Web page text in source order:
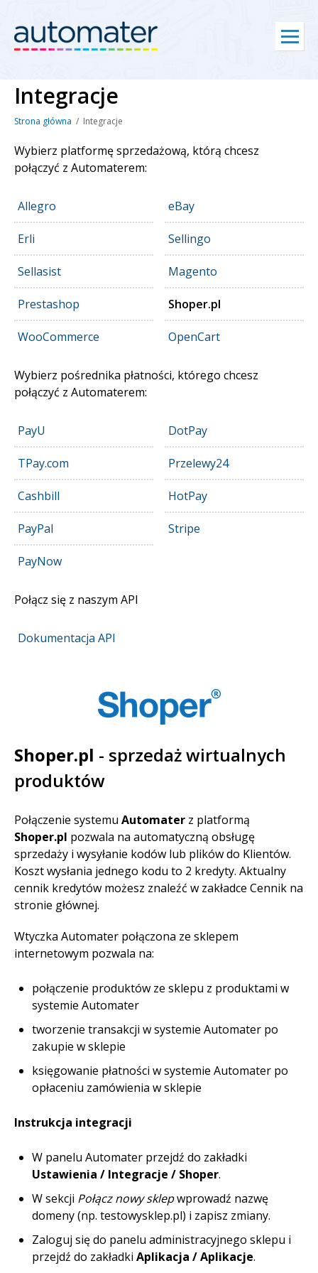
Pomoc
Kontakt
Zaloguj się
Rejestracja
EN
DE
Integracje
Strona główna Integracje
Wybierz platformę sprzedażową, którą chcesz
połączyć z Automaterem:
Allegro eBay
Erli Sellingo
Sellasist Magento
Prestashop Shoper.pl
WooCommerce OpenCart
Wybierz pośrednika płatności, którego chcesz
połączyć z Automaterem:
PayU DotPay
TPay.com Przelewy24
Cashbill HotPay
PayPal Stripe
PayNow
Połącz się z naszym API
Dokumentacja API
Shoper.pl - sprzedaż wirtualnych
produktów
Połączenie systemu Automater z platformą
Shoper.pl pozwala na automatyczną obsługę
sprzedaży i wysyłanie kodów lub plików do Klientów.
Koszt wysłania jednego kodu to 2 kredyty. Aktualny
cennik kredytów możesz znaleźć w zakładce Cennik na
stronie głównej.
Wtyczka Automater połączona ze sklepem
internetowym pozwala na:
połączenie produktów ze sklepu z produktami w
systemie Automater
tworzenie transakcji w systemie Automater po
zakupie w sklepie
księgowanie płatności w systemie Automater po
opłaceniu zamówienia w sklepie
Instrukcja integracji
W panelu Automater przejdź do zakładki
Ustawienia / Integracje / Shoper.
W sekcji Połącz nowy sklepwprowadź nazwę
domeny (np. testowysklep.pl) i zapisz zmiany.
Zaloguj się do panelu administracyjnego sklepu i
przejdź do zakładki Aplikacja / Aplikacje.